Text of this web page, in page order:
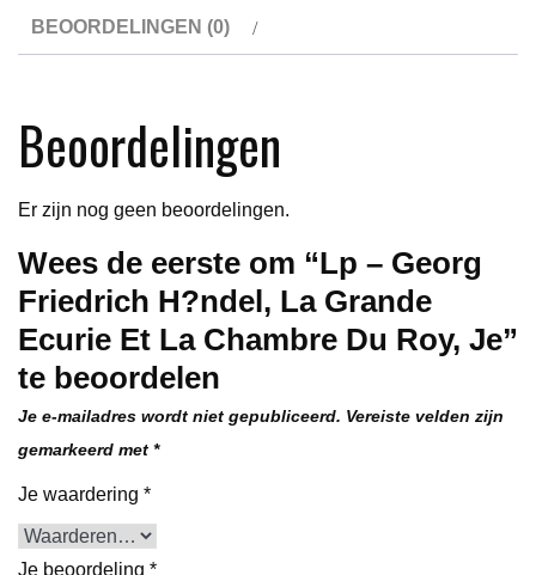
ndel,
Ecurie
Et
Du
Roy,
Je
aantal
BEOORDELINGEN (0)
Beoordelingen
Er zijn nog geen beoordelingen.
Wees de eerste om “Lp – Georg
Friedrich H?ndel, La Grande
Ecurie Et La Chambre Du Roy, Je”
te beoordelen
Je e-mailadres wordt niet gepubliceerd. Vereiste velden zijn
gemarkeerd met *
Je waardering *
Je beoordeling *